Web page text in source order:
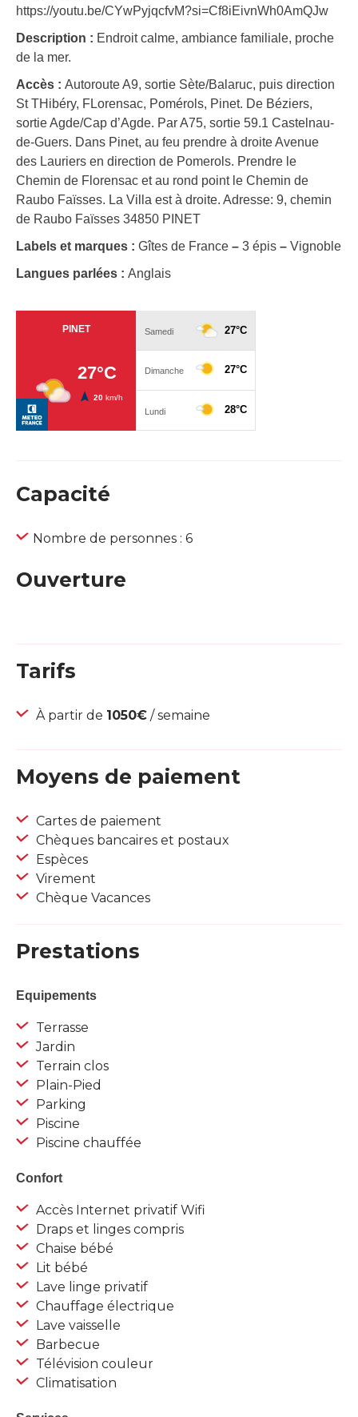
https://youtu.be/CYwPyjqcfvM?si=Cf8iEivnWh0AmQJw
Description : Endroit calme, ambiance familiale, proche
de la mer.
Accès : Autoroute A9, sortie Sète/Balaruc, puis direction
St THibéry, FLorensac, Pomérols, Pinet. De Béziers,
sortie Agde/Cap d’Agde. Par A75, sortie 59.1 Castelnau-
de-Guers. Dans Pinet, au feu prendre à droite Avenue
des Lauriers en direction de Pomerols. Prendre le
Chemin de Florensac et au rond point le Chemin de
Raubo Faïsses. La Villa est à droite. Adresse: 9, chemin
de Raubo Faïsses 34850 PINET
Labels et marques : Gîtes de France – 3 épis – Vignoble
Langues parlées : Anglais
Capacité
Nombre de personnes : 6
Ouverture
Tarifs
À partir de 1050€ / semaine
Moyens de paiement
Cartes de paiement
Chèques bancaires et postaux
Espèces
Virement
Chèque Vacances
Prestations
Equipements
Terrasse
Jardin
Terrain clos
Plain-Pied
Parking
Piscine
Piscine chauffée
Confort
Accès Internet privatif Wifi
Draps et linges compris
Chaise bébé
Lit bébé
Lave linge privatif
Chauffage électrique
Lave vaisselle
Barbecue
Télévision couleur
Climatisation